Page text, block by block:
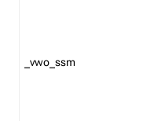
_vwo_ssm